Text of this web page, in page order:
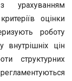
урахуванням
оцінки
роботу
внутрішніх цін
структурних